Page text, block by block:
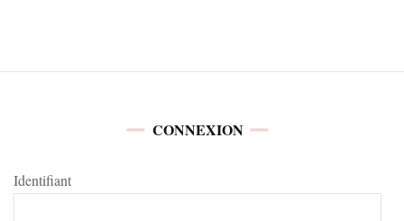
CONNEXION
Identifiant